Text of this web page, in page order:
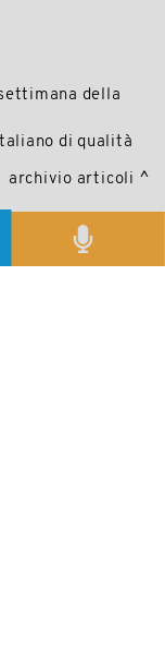
della
di qualità
archivio articoli